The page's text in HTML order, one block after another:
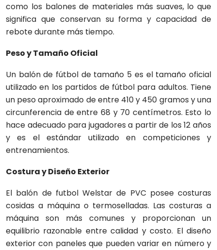
como los balones de materiales más suaves, lo que
significa que conservan su forma y capacidad de
rebote durante más tiempo.
Peso y Tamaño Oficial
Un balón de fútbol de tamaño 5 es el tamaño oficial
utilizado en los partidos de fútbol para adultos. Tiene
un peso aproximado de entre 410 y 450 gramos y una
circunferencia de entre 68 y 70 centímetros. Esto lo
hace adecuado para jugadores a partir de los 12 años
y es el estándar utilizado en competiciones y
entrenamientos.
Costura y Diseño Exterior
El balón de futbol Welstar de PVC posee costuras
cosidas a máquina o termoselladas. Las costuras a
máquina son más comunes y proporcionan un
equilibrio razonable entre calidad y costo. El diseño
exterior con paneles que pueden variar en número y